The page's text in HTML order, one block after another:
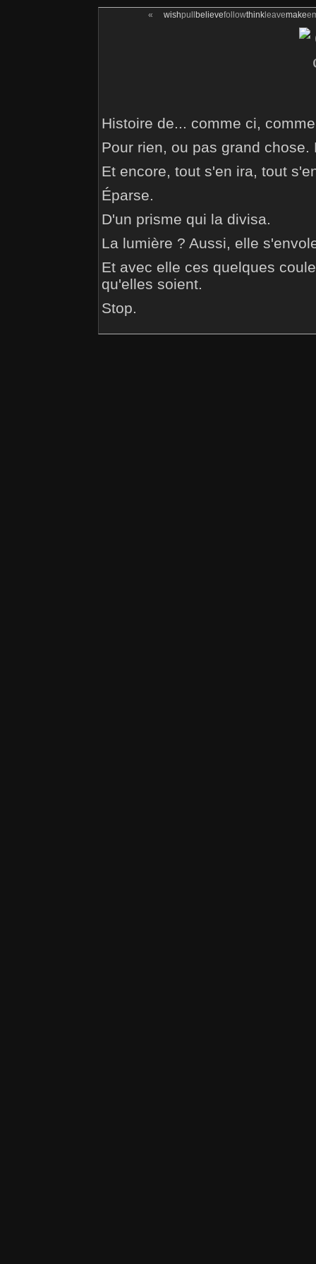
« wishpull believefollowthinkleavemake
Histoire de... comme ci,
Pour rien, ou pas grand
Et encore, tout s'en ira, tout
Éparse.
D'un prisme qui la divisa.
La lumière ? Aussi, elle
Et avec elle ces quelques
qu'elles soient.
Stop.